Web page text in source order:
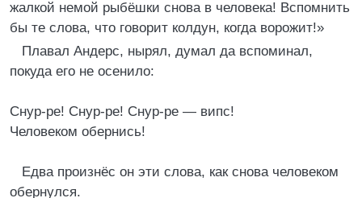
жалкой немой рыбёшки снова в человека! Вспомнить
бы те слова, что говорит колдун, когда ворожит!»
Плавал Андерс, нырял, думал да вспоминал,
покуда его не осенило:
Снур-ре! Снур-ре! Снур-ре — випс!
Человеком обернись!
Едва произнёс он эти слова, как снова человеком
обернулся.